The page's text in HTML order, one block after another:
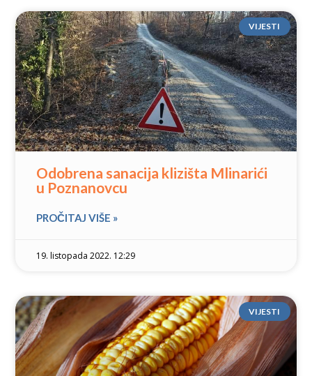
VIJESTI
Odobrena sanacija klizišta Mlinarići
u Poznanovcu
PROČITAJ VIŠE »
19. listopada 2022. 12:29
VIJESTI